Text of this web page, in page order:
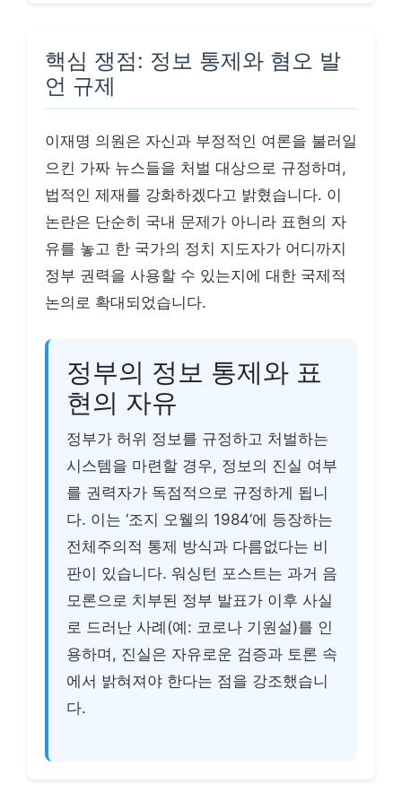
핵심 쟁점: 정보 통제와 혐오 발
언 규제
이재명 의원은 자신과 부정적인 여론을 불러일
으킨 가짜 뉴스들을 처벌 대상으로 규정하며,
법적인 제재를 강화하겠다고 밝혔습니다. 이
논란은 단순히 국내 문제가 아니라 표현의 자
유를 놓고 한 국가의 정치 지도자가 어디까지
정부 권력을 사용할 수 있는지에 대한 국제적
논의로 확대되었습니다.
정부의 정보 통제와 표
현의 자유
정부가 허위 정보를 규정하고 처벌하는
시스템을 마련할 경우, 정보의 진실 여부
를 권력자가 독점적으로 규정하게 됩니
다. 이는 ‘조지 오웰의 1984’에 등장하는
전체주의적 통제 방식과 다름없다는 비
판이 있습니다. 워싱턴 포스트는 과거 음
모론으로 치부된 정부 발표가 이후 사실
로 드러난 사례(예: 코로나 기원설)를 인
용하며, 진실은 자유로운 검증과 토론 속
에서 밝혀져야 한다는 점을 강조했습니
다.